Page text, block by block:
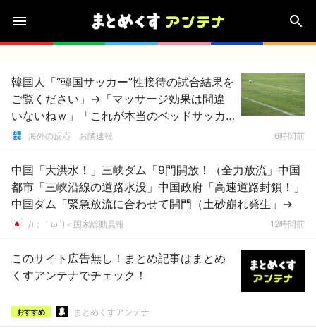
韓国人「“韓国サッカー”性接待の試合結果を
ご覧ください」→「マッサージ効果は間違
いないねｗ」「これが本当のベッドサッカ
ーだ」海外の反応 お隣速報 6時間前
中国「大洪水！」三峡ダム「9門開放！（全力放流」中国
都市「三峡沿線の道路水没」中国政府「高速道路封鎖！」
中国ダム「緊急放流に合わせて開門（土砂崩れ発生」→
/)；｀ω´)＜国家総動員報 12時間前
このサイト広告無し！まとめ記事はまとめ
くすアンテナでチェック！
おすすめ まとめくすアンテナ